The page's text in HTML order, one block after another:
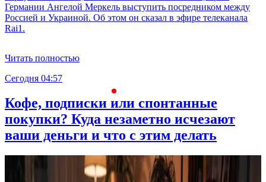
Германии Ангелой Меркель выступить посредником между
Россией и Украиной. Об этом он сказал в эфире телеканала
Rai1.
Читать полностью
Сегодня 04:57
Кофе, подписки или спонтанные
покупки? Куда незаметно исчезают
ваши деньги и что с этим делать